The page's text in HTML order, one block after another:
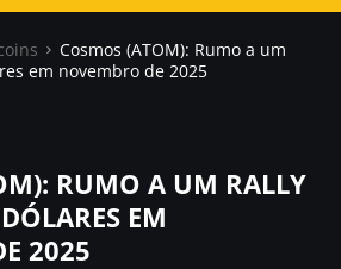
Cosmos (ATOM): Rumo a um
em novembro de 2025
RUMO A UM RALLY
EM
2025